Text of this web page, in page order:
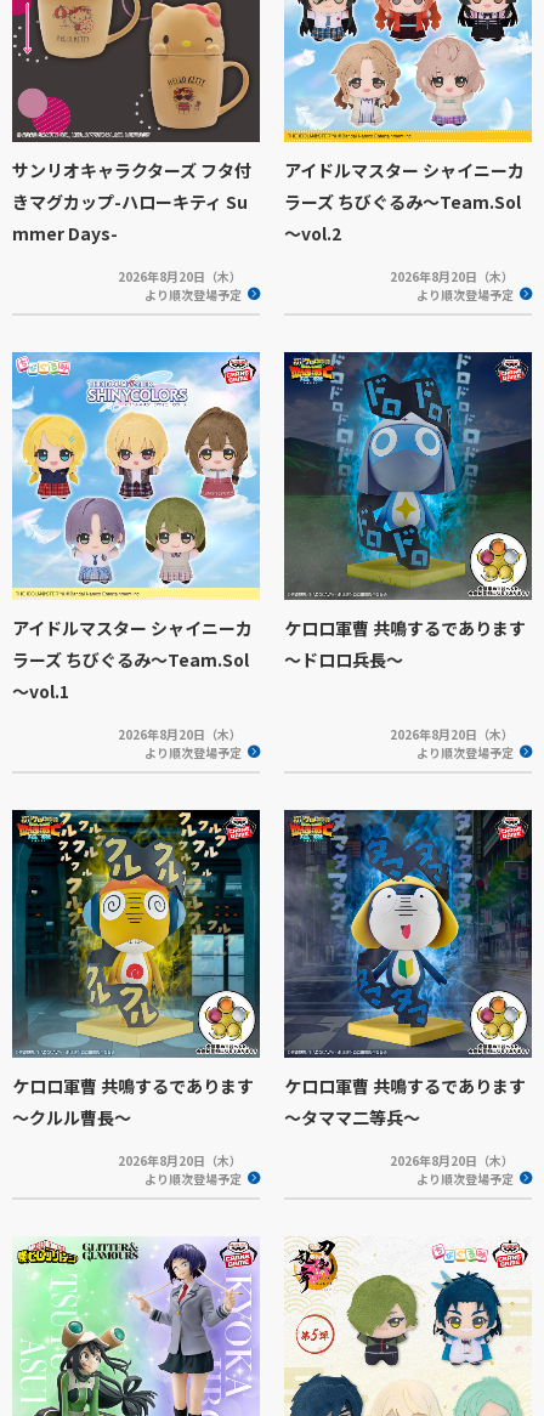
サンリオキャラクターズ フタ付
きマグカップ-ハローキティ Su
mmer Days-
2026年8月20日（木）
より順次登場予定
アイドルマスター シャイニーカ
ラーズ ちびぐるみ～Team.Sol
～vol.2
2026年8月20日（木）
より順次登場予定
アイドルマスター シャイニーカ
ラーズ ちびぐるみ～Team.Sol
～vol.1
2026年8月20日（木）
より順次登場予定
ケロロ軍曹 共鳴するであります
～ドロロ兵長～
2026年8月20日（木）
より順次登場予定
ケロロ軍曹 共鳴するであります
～クルル曹長～
2026年8月20日（木）
より順次登場予定
ケロロ軍曹 共鳴するであります
～タママ二等兵～
2026年8月20日（木）
より順次登場予定